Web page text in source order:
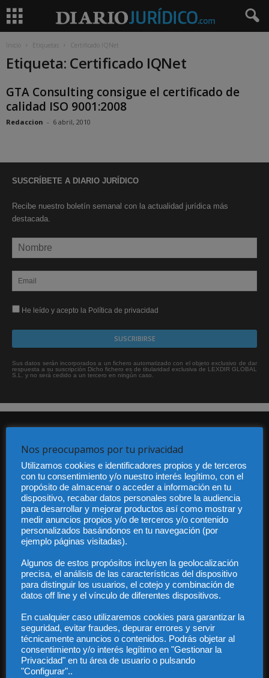
Inicio Etiquetas Certificado IQNet
Etiqueta: Certificado IQNet
GTA Consulting consigue el certificado de
calidad ISO 9001:2008
Redaccion - 6 abril, 2010
SUSCRÍBETE A DIARIO JURÍDICO
Recibe nuestro boletín semanal con la actualidad jurídica más
destacada.
He leído y acepto la Política de privacidad
Sus datos serán incorporados a un fichero automatizado con el objeto exclusivo de dar
respuesta a su suscripción Dicho fichero es de titularidad exclusiva de LEXDIR GLOBAL
S.L. y no será cedido a un tercero en ningún caso.
Audiencia y Publicidad
Quiénes somos
Legal
Privacidad
Contacto
Contáctanos: info@diariojuridico.com
Incluso más noticias
Nos preocupamos por tu privacidad
Utilizamos cookies e identificadores propios y de terceros
con tu consentimiento y/o nuestro interés legítimo, con el
propósito de almacenar o acceder a información en tu
dispositivo, recabar datos personales sobre la audiencia
para desarrollar y mejorar productos así como mostrar y
medir anuncios propios y/o de terceros y/o contenido
personalizados basándonos en tu navegación (por
ejemplo páginas visitadas).
Algunos de estos propósitos incluyen la geolocalización
precisa, el análisis de las características del dispositivo
para distinguir los usuarios, el cotejo y combinación de
datos off line y el vínculo de diferentes dispositivos.
En cualquier caso utilizaremos cookies para garantizar la
seguridad, evitar fraudes, depurar errores y servir
técnicamente anuncios o contenidos. Podrás objetar al
consentimiento y/o interés legítimo en "Gestionar la
Privacidad" en tu área de usuario o pulsando
"Configurar"..